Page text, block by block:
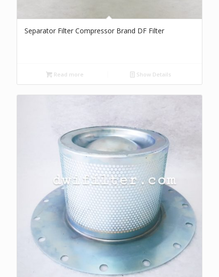
Separator Filter Compressor Brand DF Filter
Read more Show Details